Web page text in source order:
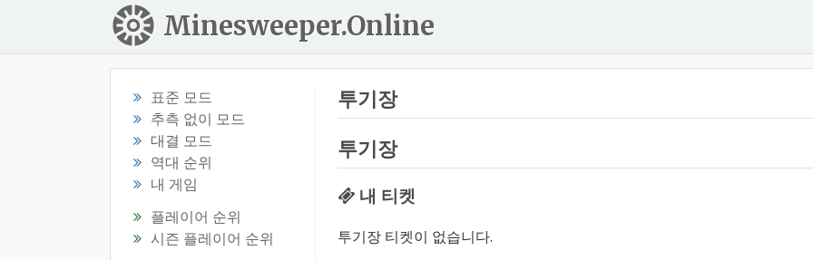
Minesweeper.Online
표준 모드
추측 없이 모드
대결 모드
역대 순위
내 게임
플레이어 순위
시즌 플레이어 순위
투기장
투기장
내 티켓
투기장 티켓이 없습니다.